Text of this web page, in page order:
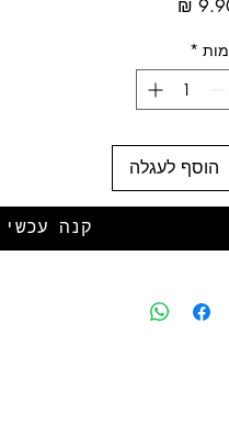
*
הוסף לעגלה
קנה